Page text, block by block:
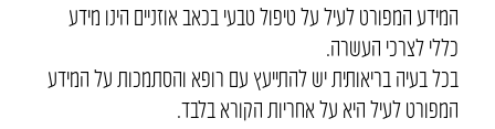
המידע המפורט לעיל על טיפול טבעי בכאב אוזניים הינו מידע
כללי לצרכי העשרה.
בכל בעיה בריאותית יש להתייעץ עם רופא והסתמכות על המידע
המפורט לעיל היא על אחריות הקורא בלבד.